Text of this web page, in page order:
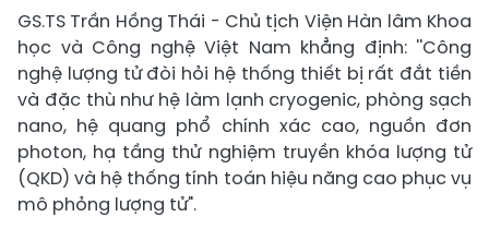
GS.TS Trần Hồng Thái - Chủ tịch Viện Hàn lâm Khoa
học và Công nghệ Việt Nam khẳng định: ''Công
nghệ lượng tử đòi hỏi hệ thống thiết bị rất đắt tiền
và đặc thù như hệ làm lạnh cryogenic, phòng sạch
nano, hệ quang phổ chính xác cao, nguồn đơn
photon, hạ tầng thử nghiệm truyền khóa lượng tử
(QKD) và hệ thống tính toán hiệu năng cao phục vụ
mô phỏng lượng tử".